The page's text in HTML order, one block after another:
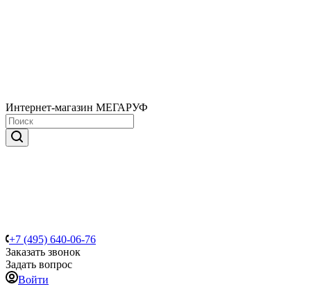
Интернет-магазин МЕГАРУФ
+7 (495) 640-06-76
Заказать звонок
Задать вопрос
Войти